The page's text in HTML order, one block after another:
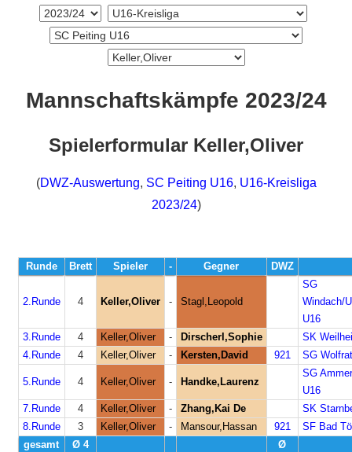
Mannschaftskämpfe 2023/24
Spielerformular Keller,Oliver
(DWZ-Auswertung, SC Peiting U16, U16-Kreisliga
2023/24)
Runde Brett Spieler - Gegner DWZ
2.Runde 4 Keller,Oliver - Stagl,Leopold
SG
Windach/
U16
3.Runde
4 Keller,Oliver - Dirscherl,Sophie
SK
4.Runde
4 Keller,Oliver - Kersten,David 921 SG
5.Runde 4 Keller,Oliver - Handke,Laurenz
SG
U16
7.Runde
4 Keller,Oliver - Zhang,Kai De
SK
8.Runde
3 Keller,Oliver - Mansour,Hassan 921
SF Bad
gesamt
Ø 4
Ø